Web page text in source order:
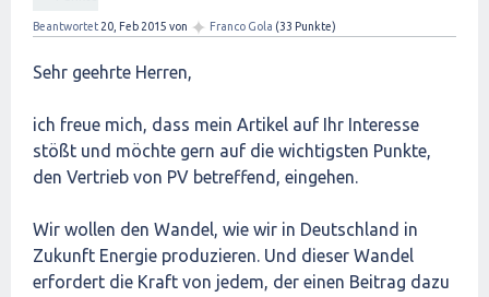
Beantwortet 20, Feb 2015 von ✦ Franco Gola (33 Punkte)
Sehr geehrte Herren,
ich freue mich, dass mein Artikel auf Ihr Interesse
stößt und möchte gern auf die wichtigsten Punkte,
den Vertrieb von PV betreffend, eingehen.
Wir wollen den Wandel, wie wir in Deutschland in
Zukunft Energie produzieren. Und dieser Wandel
erfordert die Kraft von jedem, der einen Beitrag dazu